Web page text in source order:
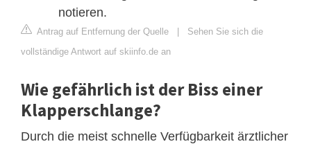
notieren.
Antrag auf Entfernung der Quelle | Sehen Sie sich die
vollständige Antwort auf skiinfo.de an
Wie gefährlich ist der Biss einer
Klapperschlange?
Durch die meist schnelle Verfügbarkeit ärztlicher